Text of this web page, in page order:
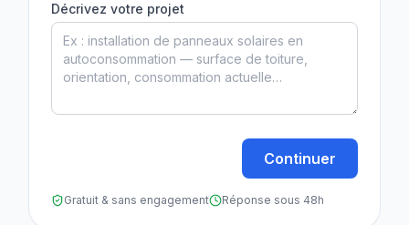
Décrivez votre projet
Continuer
Gratuit & sans engagement Réponse sous 48h